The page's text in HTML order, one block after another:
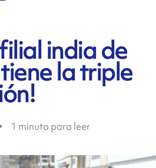
india de
la triple
1 minuto para leer